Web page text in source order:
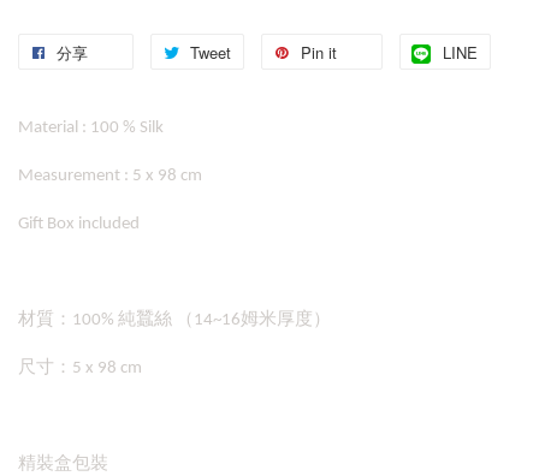
分享 Tweet Pin it LINE
Material : 100 % Silk
Measurement : 5 x 98 cm
Gift Box included
材質：100% 純蠶絲 （14~16姆米厚度）
尺寸：5 x 98 cm
精裝盒包裝